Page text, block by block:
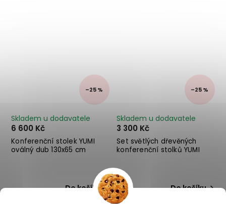
–25 %
Konferenční stolek YUMI
oválný dub 130x65 cm
Skladem u dodavatele
6 600 Kč
Do košíku
–25 %
Set světlých dřevěných
konferenční stolků YUMI
Skladem u dodavatele
3 300 Kč
Do košíku